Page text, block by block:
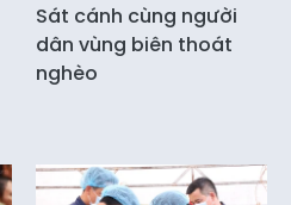
Sát cánh cùng người
dân vùng biên thoát
nghèo